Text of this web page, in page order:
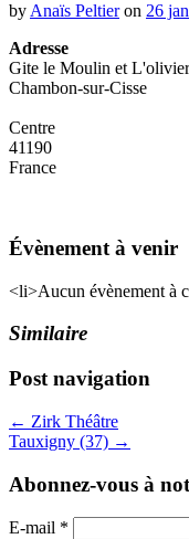
by Anaïs Peltieron 26
Adresse
Gite le Moulin et L'olivier
Chambon-sur-Cisse
Centre
41190
France
Évènement à venir
<li>Aucun évènement à
Similaire
Post navigation
← Zirk Théâtre
Tauxigny (37) →
Abonnez-vous à
E-mail *